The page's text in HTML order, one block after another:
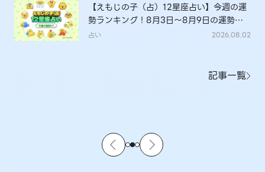
【えもじの子（占）12星座占い】今週の運
勢ランキング！8月3日～8月9日の運勢
は？
占い 2026.08.02
記事一覧